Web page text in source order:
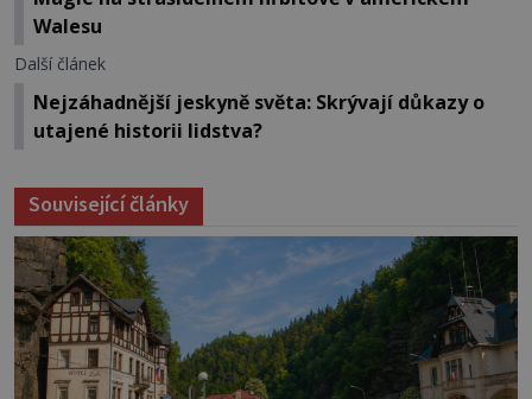
Walesu
Další článek
Nejzáhadnější jeskyně světa: Skrývají důkazy o
utajené historii lidstva?
Související články